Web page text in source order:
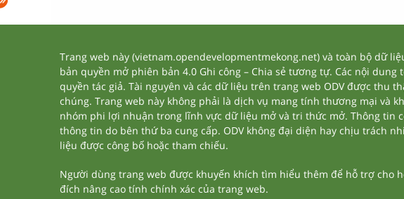
Trang web này (vietnam.opendevelopmentmekong.net) và toàn bộ dữ
bản quyền mở phiên bản 4.0 Ghi công – Chia sẻ tương tự. Các nội
quyền tác giả. Tài nguyên và các dữ liệu trên trang web ODV được thu
chúng. Trang web này không phải là dịch vụ mang tính thương mại và
nhóm phi lợi nhuận trong lĩnh vực dữ liệu mở và tri thức mở. Thông tin
thông tin do bên thứ ba cung cấp. ODV không đại diện hay chịu trách
liệu được công bố hoặc tham chiếu.
Người dùng trang web được khuyến khích tìm hiểu thêm để hỗ trợ cho
đích nâng cao tính chính xác của trang web.